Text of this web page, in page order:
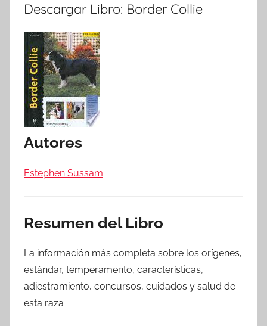
Descargar Libro: Border Collie
Autores
Estephen Sussam
Resumen del Libro
La información más completa sobre los orígenes,
estándar, temperamento, características,
adiestramiento, concursos, cuidados y salud de
esta raza